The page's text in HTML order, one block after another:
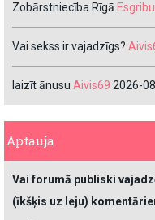
Zobārstniecība Rīgā
Vai sekss ir vajadzīgs?
laizīt ānusu Aivis69 2026-
Aptauja
Vai forumā publiski
(īkšķis uz leju)